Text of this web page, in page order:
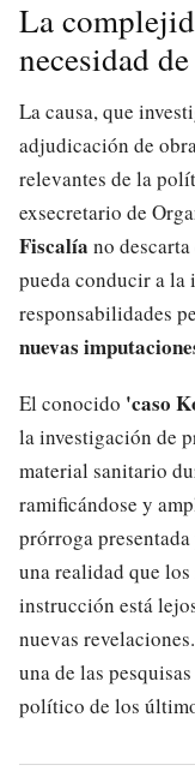
La
necesidad
La causa, que
adjudicación de
relevantes de la
exsecretario de
Fiscalía no
pueda conducir a la
responsabilidades
nuevas
El conocido 'caso
la investigación de
material sanitario
ramificándose y
prórroga
una realidad que
instrucción está
nuevas
una de las
político de los